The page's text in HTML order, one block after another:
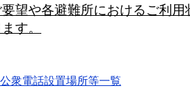
望や各避難所におけるご利用
す。
公衆電話設置場所等一覧